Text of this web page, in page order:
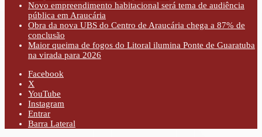
Novo empreendimento habitacional será tema de audiência
pública em Araucária
Obra da nova UBS do Centro de Araucária chega a 87% de
conclusão
Maior queima de fogos do Litoral ilumina Ponte de Guaratuba
na virada para 2026
Facebook
X
YouTube
Instagram
Entrar
Barra Lateral